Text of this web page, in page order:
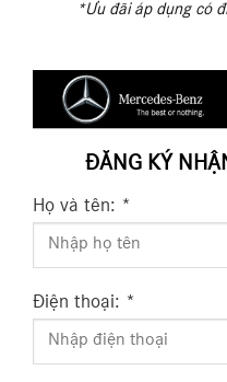
*Ưu đãi áp dụng có
ĐĂNG KÝ
Họ và tên: *
Điện thoại: *